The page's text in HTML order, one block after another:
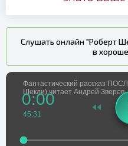
Слушать онлайн "Роберт
в
Фантастический рассказ
Шекли) читает Андрей Зверев
0:00
45:31